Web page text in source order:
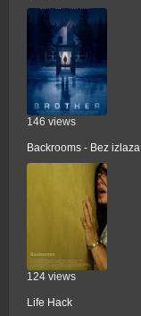
146 views
Backrooms - Bez izlaza
124 views
Life Hack